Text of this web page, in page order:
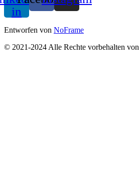
in
Entworfen von NoFrame
© 2021-2024 Alle Rechte vorbehalten von